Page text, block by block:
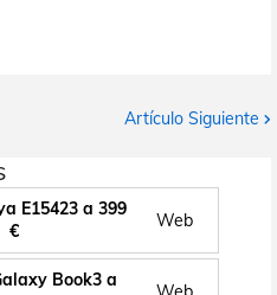
Artículo Siguiente
E15423 a 399
€
Web
Book3 a